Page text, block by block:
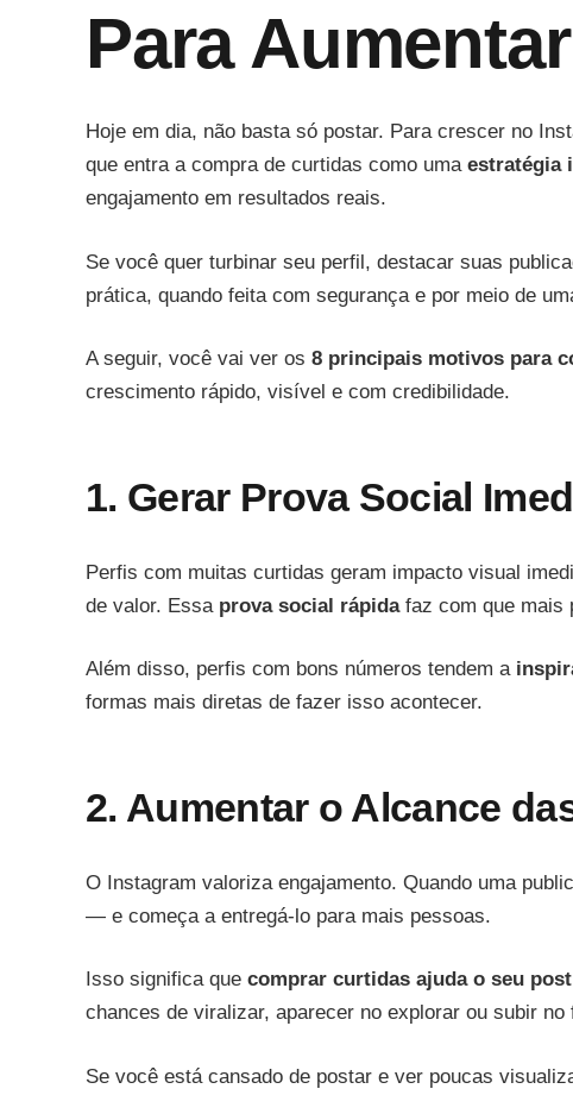
Para
Hoje em dia, não basta só postar. Para crescer no
que entra a compra de curtidas como uma estratégia
engajamento em resultados reais.
Se você quer turbinar seu perfil, destacar suas
prática, quando feita com segurança e por meio de
A seguir, você vai ver os 8 principais motivos para
crescimento rápido, visível e com credibilidade.
1. Gerar Prova Social
Perfis com muitas curtidas geram impacto visual
de valor. Essa prova social rápidafaz com que mais
Além disso, perfis com bons números tendem a
formas mais diretas de fazer isso acontecer.
2. Aumentar o Alcance
O Instagram valoriza engajamento. Quando uma
— e começa a entregá-lo para mais pessoas.
Isso significa que comprar curtidas ajuda o seu
chances de viralizar, aparecer no explorar ou subir no
Se você está cansado de postar e ver poucas